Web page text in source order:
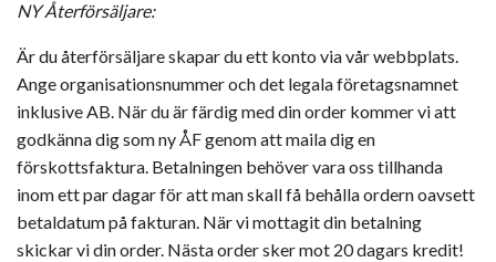
NY Återförsäljare:
Är du återförsäljare skapar du ett konto via vår webbplats.
Ange organisationsnummer och det legala företagsnamnet
inklusive AB. När du är färdig med din order kommer vi att
godkänna dig som ny ÅF genom att maila dig en
förskottsfaktura. Betalningen behöver vara oss tillhanda
inom ett par dagar för att man skall få behålla ordern oavsett
betaldatum på fakturan. När vi mottagit din betalning
skickar vi din order. Nästa order sker mot 20 dagars kredit!